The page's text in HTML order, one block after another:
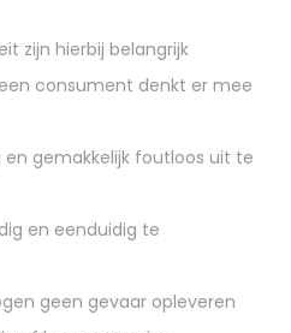
zijn hierbij belangrijk
consument denkt er mee
gemakkelijk foutloos uit te
en eenduidig te
geen gevaar opleveren